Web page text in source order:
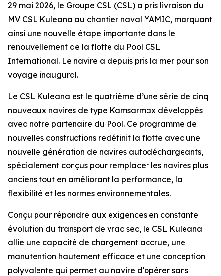
29 mai 2026, le Groupe CSL (CSL) a pris livraison du
MV CSL Kuleana au chantier naval YAMIC, marquant
ainsi une nouvelle étape importante dans le
renouvellement de la flotte du Pool CSL
International. Le navire a depuis pris la mer pour son
voyage inaugural.
Le CSL Kuleana est le quatrième d’une série de cinq
nouveaux navires de type Kamsarmax développés
avec notre partenaire du Pool. Ce programme de
nouvelles constructions redéfinit la flotte avec une
nouvelle génération de navires autodéchargeants,
spécialement conçus pour remplacer les navires plus
anciens tout en améliorant la performance, la
flexibilité et les normes environnementales.
Conçu pour répondre aux exigences en constante
évolution du transport de vrac sec, le CSL Kuleana
allie une capacité de chargement accrue, une
manutention hautement efficace et une conception
polyvalente qui permet au navire d'opérer sans